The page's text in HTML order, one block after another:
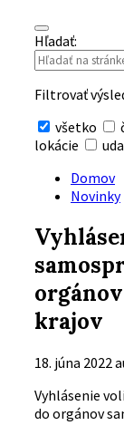
Hľadať:
Filtrovať
všetko
lokácie
vyhľadávanie
Domov
Novinky
krajov
18. júna 2022
Vyhlásenie
do orgánov